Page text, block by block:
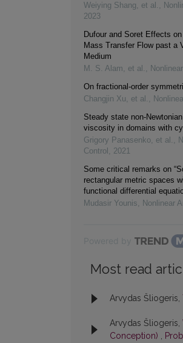
Weiying Shang, et al. ,
2023
Dufour and Soret Effects
Mass Transfer Flow past a
Medium
M. S. Alam, et al. ,
On fractional-order
Changjin Xu, et al. ,
Steady state non-
viscosity in domains with
Grigory Panasenko, et al. ,
Control , 2021
Some critical remarks on
rectangular metric spaces
functional differential
Mudasir Younis, Nonlinear
Most read
Arvydas Šliogeris,
Arvydas Šliogeris,
Conception) ,